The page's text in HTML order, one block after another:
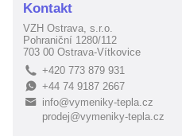
Kontakt
VZH Ostrava, s.r.o.
Pohraniční 1280/112
703 00 Ostrava-Vítkovice
L +420 773 879 931
E+44 74 9187 2667
B
info@vymeniky-tepla.cz
prodej@vymeniky-tepla.cz